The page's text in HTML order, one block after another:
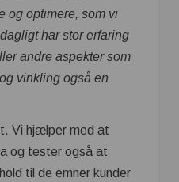
og optimere, som vi
har stor erfaring
andre aspekter som
vinkling også en
Vi hjælper med at
og tester også at
til de emner kunder